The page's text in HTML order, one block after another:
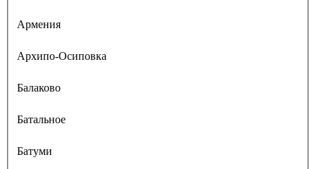
Армения
Архипо-Осиповка
Балаково
Батальное
Батуми